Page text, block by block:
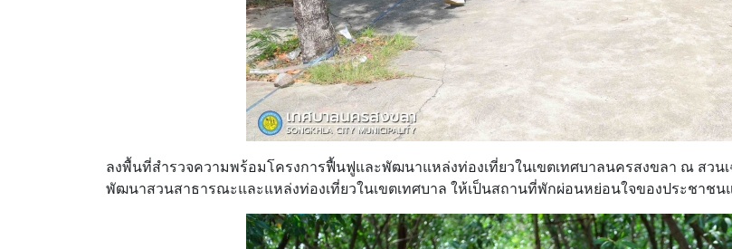
ลงพื้นที่สำรวจความพร้อมโครงการฟื้นฟูและพัฒนาแหล่งท่องเที่ยวในเขตเทศบาลนครสงขลา ณ สวน
พัฒนาสวนสาธารณะและแหล่งท่องเที่ยวในเขตเทศบาล ให้เป็นสถานที่พักผ่อนหย่อนใจของประชาช